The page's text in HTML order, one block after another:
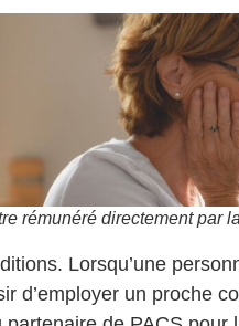
rémunéré directement par
Lorsqu’une
d’employer un proche